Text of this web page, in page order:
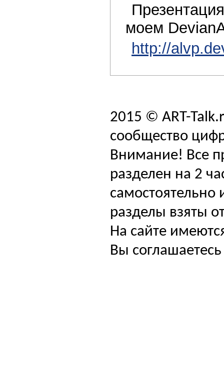
моем
http://
2015 © ART-
сообщество
Внимание! Все
разделен на 2
самостоятельно
разделы взяты
На сайте
Вы